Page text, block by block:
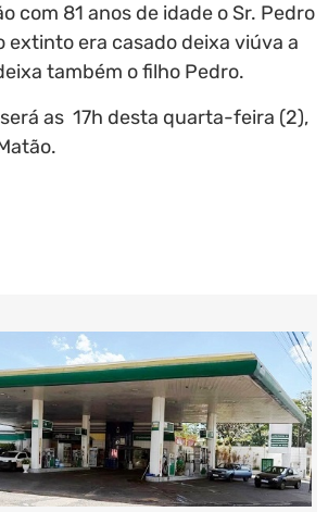
com 81 anos de idade o Sr. Pedro
extinto era casado deixa viúva a
também o filho Pedro.
as 17h desta quarta-feira (2),